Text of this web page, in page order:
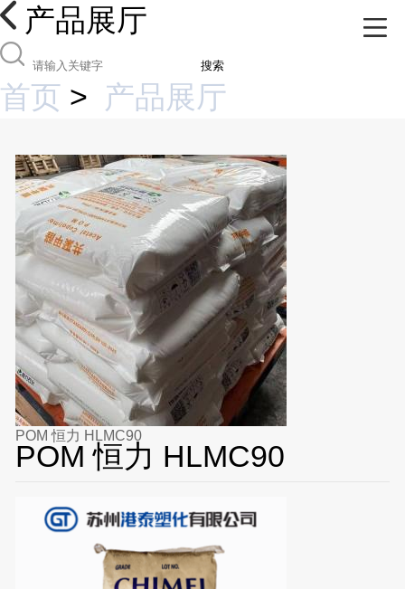
产品展厅
搜索
首页 > 产品展厅
POM 恒力 HLMC90
POM 恒力 HLMC90